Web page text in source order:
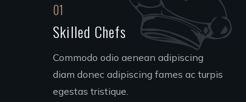
01
Skilled Chefs
Commodo odio aenean adipiscing
diam donec adipiscing fames ac turpis
egestas tristique.